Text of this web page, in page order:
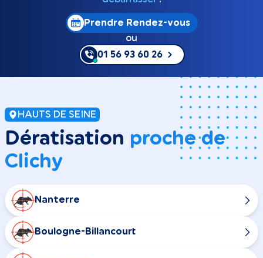
Prendre Rendez-vous
ou
01 56 93 60 26
HAUTS DE SEINE
Dératisation proche de
Clichy
Nanterre
Boulogne-Billancourt